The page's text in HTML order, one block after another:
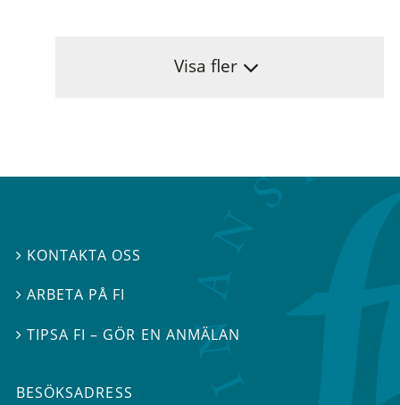
Visa fler
 KONTAKTA OSS
ARBETA PÅ FI
TIPSA FI – GÖR EN ANMÄLAN
BESÖKSADRESS